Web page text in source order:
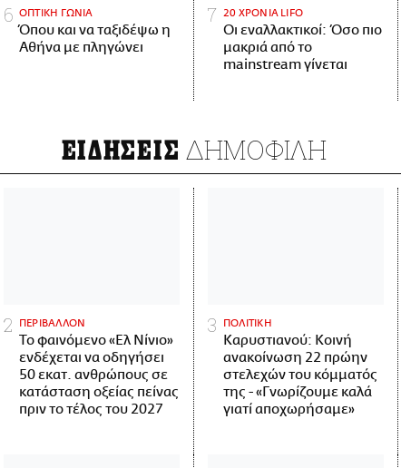
ΟΠΤΙΚΗ ΓΩΝΙΑ
Όπου και να ταξιδέψω η
Αθήνα με πληγώνει
20 ΧΡΟΝΙΑ LIFO
Οι εναλλακτικοί: Όσο πιο
μακριά από το
mainstream γίνεται
ΕΙΔΗΣΕΙΣ ΔΗΜΟΦΙΛΗ
ΠΕΡΙΒΑΛΛΟΝ
Το φαινόμενο «Ελ Νίνιο»
ενδέχεται να οδηγήσει
50 εκατ. ανθρώπους σε
κατάσταση οξείας πείνας
πριν το τέλος του 2027
ΠΟΛΙΤΙΚΗ
Καρυστιανού: Κοινή
ανακοίνωση 22 πρώην
στελεχών του κόμματός
της - «Γνωρίζουμε καλά
γιατί αποχωρήσαμε»